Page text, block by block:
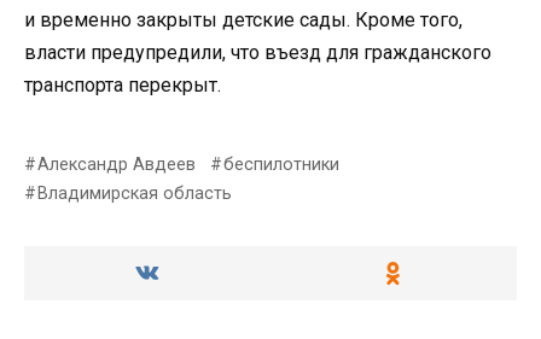
и временно закрыты детские сады. Кроме того,
власти предупредили, что въезд для гражданского
транспорта перекрыт.
Александр Авдеев
беспилотники
Владимирская область